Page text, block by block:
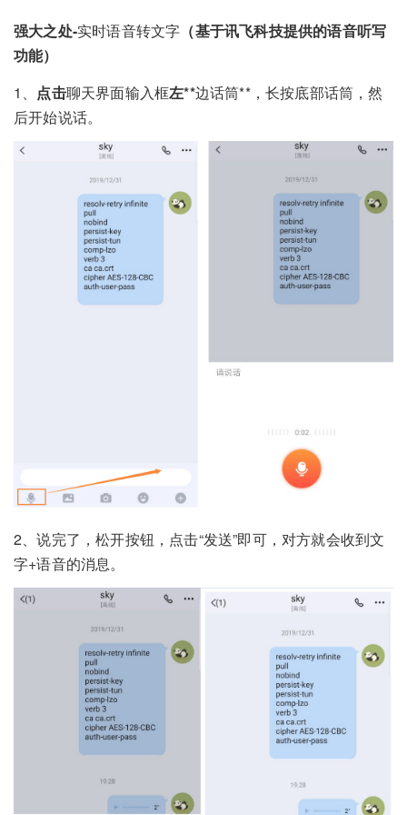
强大之处-实时语音转文字 （基于讯飞科技提供的语音听写
功能）
1、 点击聊天界面输入框左**边话筒**，长按底部话筒，然
后开始说话。
2、说完了，松开按钮，点击“发送”即可，对方就会收到文
字+语音的消息。